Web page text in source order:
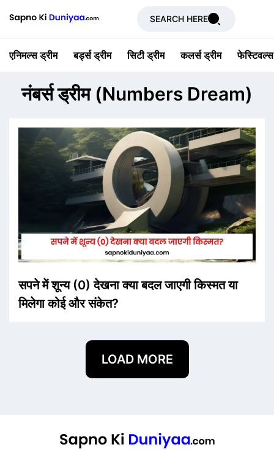
SEARCH HERE
एनिमल्स ड्रीम बर्ड्स ड्रीम सिटी ड्रीम कलर्स ड्रीम फेस्टिवल्स
नंबर्स ड्रीम (Numbers Dream)
सपने में शून्य (0) देखना क्या बदल जाएगी किस्मत या
मिलेगा कोई और संकेत?
LOAD MORE